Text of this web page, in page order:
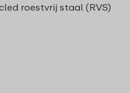
roestvrij staal (RVS)